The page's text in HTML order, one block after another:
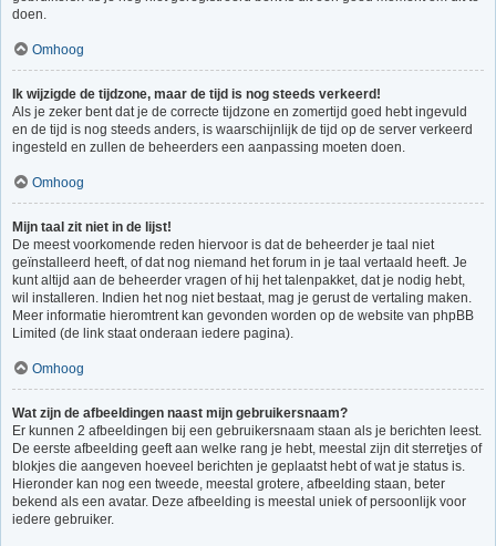
doen.
Omhoog
Ik wijzigde de tijdzone, maar de tijd is nog steeds verkeerd!
Als je zeker bent dat je de correcte tijdzone en zomertijd goed hebt ingevuld
en de tijd is nog steeds anders, is waarschijnlijk de tijd op de server verkeerd
ingesteld en zullen de beheerders een aanpassing moeten doen.
Omhoog
Mijn taal zit niet in de lijst!
De meest voorkomende reden hiervoor is dat de beheerder je taal niet
geïnstalleerd heeft, of dat nog niemand het forum in je taal vertaald heeft. Je
kunt altijd aan de beheerder vragen of hij het talenpakket, dat je nodig hebt,
wil installeren. Indien het nog niet bestaat, mag je gerust de vertaling maken.
Meer informatie hieromtrent kan gevonden worden op de website van phpBB
Limited (de link staat onderaan iedere pagina).
Omhoog
Wat zijn de afbeeldingen naast mijn gebruikersnaam?
Er kunnen 2 afbeeldingen bij een gebruikersnaam staan als je berichten leest.
De eerste afbeelding geeft aan welke rang je hebt, meestal zijn dit sterretjes of
blokjes die aangeven hoeveel berichten je geplaatst hebt of wat je status is.
Hieronder kan nog een tweede, meestal grotere, afbeelding staan, beter
bekend als een avatar. Deze afbeelding is meestal uniek of persoonlijk voor
iedere gebruiker.